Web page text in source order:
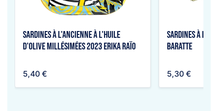
Sardines à l'ancienne à l'huile
d'olive millésimées 2023 Erika Raïo
5,40 €
Sardines à
baratte
5,30 €